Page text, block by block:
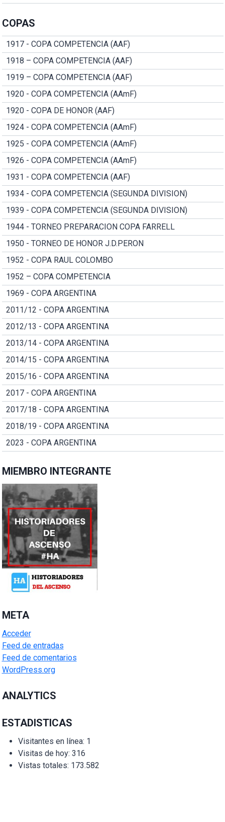
COPAS
1917 - COPA COMPETENCIA (AAF)
1918 – COPA COMPETENCIA (AAF)
1919 – COPA COMPETENCIA (AAF)
1920 - COPA COMPETENCIA (AAmF)
1920 - COPA DE HONOR (AAF)
1924 - COPA COMPETENCIA (AAmF)
1925 - COPA COMPETENCIA (AAmF)
1926 - COPA COMPETENCIA (AAmF)
1931 - COPA COMPETENCIA (AAF)
1934 - COPA COMPETENCIA (SEGUNDA DIVISION)
1939 - COPA COMPETENCIA (SEGUNDA DIVISION)
1944 - TORNEO PREPARACION COPA FARRELL
1950 - TORNEO DE HONOR J.D.PERON
1952 - COPA RAUL COLOMBO
1952 – COPA COMPETENCIA
1969 - COPA ARGENTINA
2011/12 - COPA ARGENTINA
2012/13 - COPA ARGENTINA
2013/14 - COPA ARGENTINA
2014/15 - COPA ARGENTINA
2015/16 - COPA ARGENTINA
2017 - COPA ARGENTINA
2017/18 - COPA ARGENTINA
2018/19 - COPA ARGENTINA
2023 - COPA ARGENTINA
MIEMBRO INTEGRANTE
META
Acceder
Feed de entradas
Feed de comentarios
WordPress.org
ANALYTICS
ESTADISTICAS
Visitantes en línea: 1
Visitas de hoy: 316
Vistas totales: 173.582